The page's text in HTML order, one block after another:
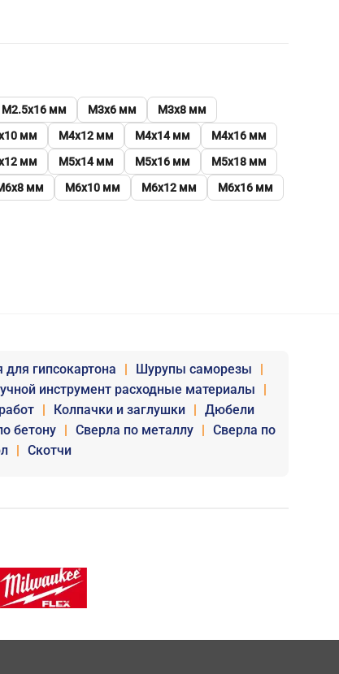
М2.5х16 мм М3х6 мм
М3х8 мм
мм М4х12 мм М4х14 мм
М4х16 мм
мм М5х14 мм М5х16 мм
М5х18 мм
мм М6х10 мм М6х12 мм
М6х16 мм
для гипсокартона Шурупы саморезы
инструмент расходные материалы
Колпачки и заглушки
Дюбели
бетону Сверла по металлу
Сверла по
Скотчи